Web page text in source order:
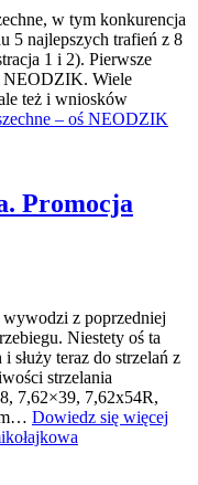
w tym konkurencja
5 najlepszych trafień z 8
1 i 2). Pierwsze
NEODZIK. Wiele
też i wniosków
– oś NEODZIK
Promocja
z poprzedniej
Niestety oś ta
służy teraz do strzelań z
strzelania
7,62×39, 7,62x54R,
Dowiedz się więcej